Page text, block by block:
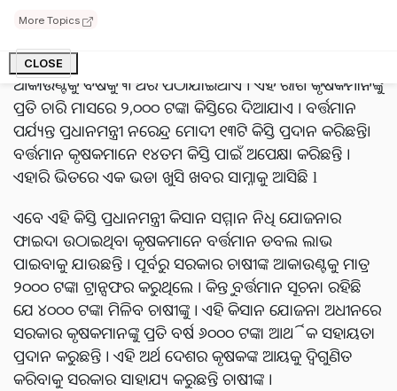
More Topics
CLOSE
ପିଏମ କିସାନ ଯୋଜନା ଆରମ୍ଭ କରିଥିଲେ । ଏହି ଯୋଜନା
ଆର୍ଥିକ ସହାୟତା ଯୋଗାଇଥାନ୍ତି । ଏହି ରାଶି କୃଷକଙ୍କ
ଆକାଉଣ୍ଟକୁ ବର୍ଷକୁ ୩ ଥର ପଠାଯାଇଥାଏ । ଏହି ରାଶି କୃଷକମାନଙ୍କୁ
ପ୍ରତି ଚାରି ମାସରେ ୨,୦୦୦ ଟଙ୍କା କିସ୍ତିରେ ଦିଆଯାଏ । ବର୍ତ୍ତମାନ
ପର୍ଯ୍ୟନ୍ତ ପ୍ରଧାନମନ୍ତ୍ରୀ ନରେନ୍ଦ୍ର ମୋଦୀ ୧୩ଟି କିସ୍ତି ପ୍ରଦାନ କରିଛନ୍ତି।
ବର୍ତ୍ତମାନ କୃଷକମାନେ ୧୪ତମ କିସ୍ତି ପାଇଁ ଅପେକ୍ଷା କରିଛନ୍ତି ।
ଏହାରି ଭିତରେ ଏକ ଭଡା ଖୁସି ଖବର ସାମ୍ନାକୁ ଆସିଛି l
ଏବେ ଏହି କିସ୍ତି ପ୍ରଧାନମନ୍ତ୍ରୀ କିସାନ ସମ୍ମାନ ନିଧି ଯୋଜନାର
ଫାଇଦା ଉଠାଇଥିବା କୃଷକମାନେ ବର୍ତ୍ତମାନ ଡବଲ ଲାଭ
ପାଇବାକୁ ଯାଉଛନ୍ତି । ପୂର୍ବରୁ ସରକାର ଚାଷୀଙ୍କ ଆକାଉଣ୍ଟକୁ ମାତ୍ର
୨୦୦୦ ଟଙ୍କା ଟ୍ରାନ୍ସଫର କରୁଥିଲେ । କିନ୍ତୁ ବର୍ତ୍ତମାନ ସୂଚନା ରହିଛି
ଯେ ୪୦୦୦ ଟଙ୍କା ମିଳିବ ଚାଷୀଙ୍କୁ । ଏହି କିସାନ ଯୋଜନା ଅଧୀନରେ
ସରକାର କୃଷକମାନଙ୍କୁ ପ୍ରତି ବର୍ଷ ୬୦୦୦ ଟଙ୍କା ଆର୍ଥିକ ସହାୟତା
ପ୍ରଦାନ କରୁଛନ୍ତି । ଏହି ଅର୍ଥ ଦେଶର କୃଷକଙ୍କ ଆୟକୁ ଦ୍ୱିଗୁଣିତ
କରିବାକୁ ସରକାର ସାହାଯ୍ୟ କରୁଛନ୍ତି ଚାଷୀଙ୍କ ।